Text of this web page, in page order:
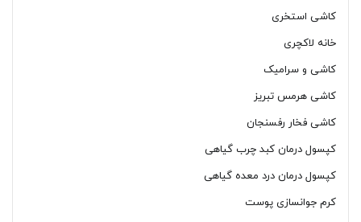
کاشی استخری
خانه لاکچری
کاشی و سرامیک
کاشی هرمس تبریز
کاشی فخار رفسنجان
کپسول درمان کبد چرب گیاهی
کپسول درمان درد معده گیاهی
کرم جوانسازی پوست